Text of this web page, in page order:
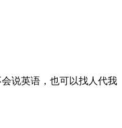
说英语，也可以找人代我